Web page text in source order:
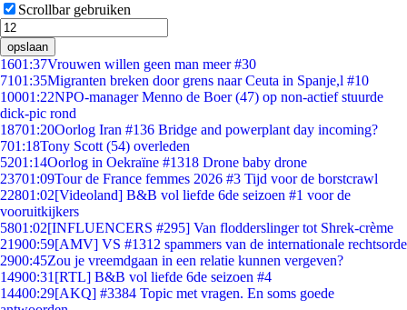
Scrollbar gebruiken
opslaan
1601:37Vrouwen willen geen man meer #30
7101:35Migranten breken door grens naar Ceuta in Spanje,l #10
10001:22NPO-manager Menno de Boer (47) op non-actief stuurde
dick-pic rond
18701:20Oorlog Iran #136 Bridge and powerplant day incoming?
701:18Tony Scott (54) overleden
5201:14Oorlog in Oekraïne #1318 Drone baby drone
23701:09Tour de France femmes 2026 #3 Tijd voor de borstcrawl
22801:02[Videoland] B&B vol liefde 6de seizoen #1 voor de
vooruitkijkers
5801:02[INFLUENCERS #295] Van flodderslinger tot Shrek-crème
21900:59[AMV] VS #1312 spammers van de internationale rechtsorde
2900:45Zou je vreemdgaan in een relatie kunnen vergeven?
14900:31 [RTL] B&B vol liefde 6de seizoen #4
14400:29[AKQ] #3384 Topic met vragen. En soms goede